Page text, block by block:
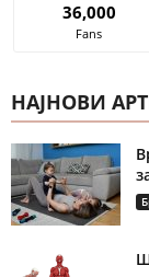
36,000
Fans
НАЈНОВИ